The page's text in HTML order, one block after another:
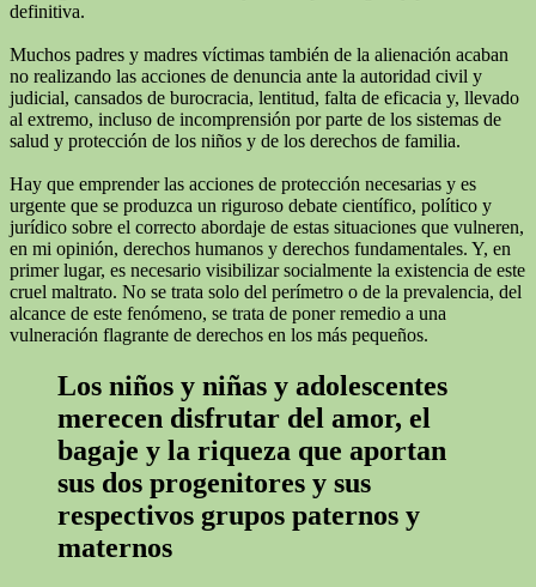
definitiva.
Muchos padres y madres víctimas también de la alienación acaban
no realizando las acciones de denuncia ante la autoridad civil y
judicial, cansados de burocracia, lentitud, falta de eficacia y, llevado
al extremo, incluso de incomprensión por parte de los sistemas de
salud y protección de los niños y de los derechos de familia.
Hay que emprender las acciones de protección necesarias y es
urgente que se produzca un riguroso debate científico, político y
jurídico sobre el correcto abordaje de estas situaciones que vulneren,
en mi opinión, derechos humanos y derechos fundamentales. Y, en
primer lugar, es necesario visibilizar socialmente la existencia de este
cruel maltrato. No se trata solo del perímetro o de la prevalencia, del
alcance de este fenómeno, se trata de poner remedio a una
vulneración flagrante de derechos en los más pequeños.
Los niños y niñas y adolescentes
merecen disfrutar del amor, el
bagaje y la riqueza que aportan
sus dos progenitores y sus
respectivos grupos paternos y
maternos